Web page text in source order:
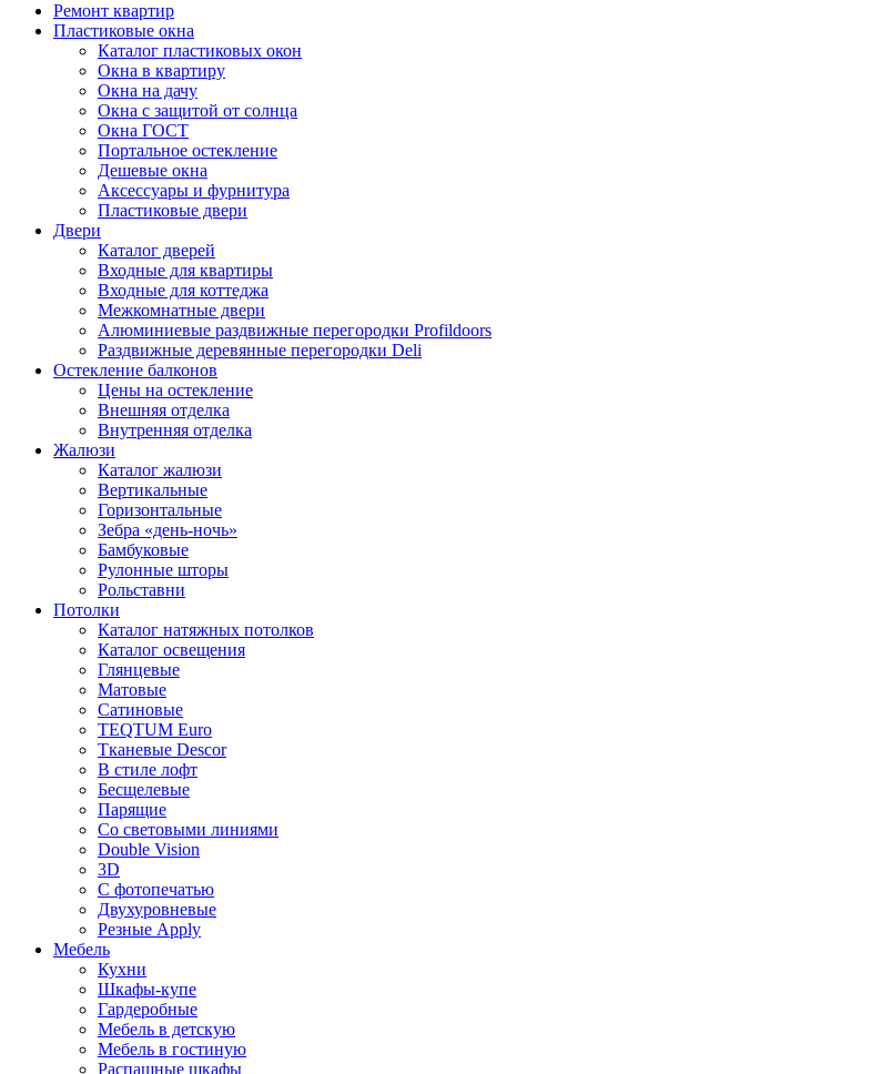
Ремонт квартир
Пластиковые окна
Каталог пластиковых окон
Окна в квартиру
Окна на дачу
Окна с защитой от солнца
Окна ГОСТ
Портальное остекление
Дешевые окна
Аксессуары и фурнитура
Пластиковые двери
Двери
Каталог дверей
Входные для квартиры
Входные для коттеджа
Межкомнатные двери
Алюминиевые раздвижные перегородки Profildoors
Раздвижные деревянные перегородки Deli
Остекление балконов
Цены на остекление
Внешняя отделка
Внутренняя отделка
Жалюзи
Каталог жалюзи
Вертикальные
Горизонтальные
Зебра «день-ночь»
Бамбуковые
Рулонные шторы
Рольставни
Потолки
Каталог натяжных потолков
Каталог освещения
Глянцевые
Матовые
Сатиновые
TEQTUM Euro
Тканевые Descor
В стиле лофт
Бесщелевые
Парящие
Со световыми линиями
Double Vision
3D
С фотопечатью
Двухуровневые
Резные Apply
Мебель
Кухни
Шкафы-купе
Гардеробные
Мебель в детскую
Мебель в гостиную
Распашные шкафы